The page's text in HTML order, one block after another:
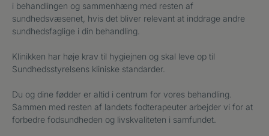
i behandlingen og sammenhæng med resten af
sundhedsvæsenet, hvis det bliver relevant at inddrage andre
sundhedsfaglige i din behandling.
Klinikken har høje krav til hygiejnen og skal leve op til
Sundhedsstyrelsens kliniske standarder.
Du og dine fødder er altid i centrum for vores behandling.
Sammen med resten af landets fodterapeuter arbejder vi for at
forbedre fodsundheden og livskvaliteten i samfundet.